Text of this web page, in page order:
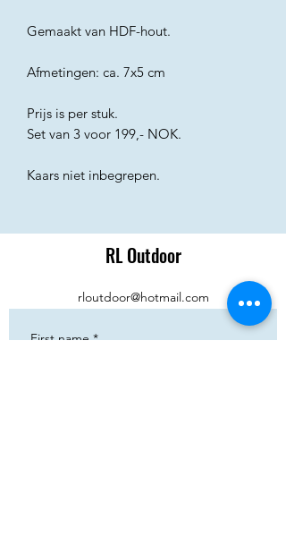
Gemaakt van HDF-hout.
Afmetingen: ca. 7x5 cm
Prijs is per stuk.
Set van 3 voor 199,- NOK.
Kaars niet inbegrepen.
RL Outdoor
rloutdoor@hotmail.com
First name *